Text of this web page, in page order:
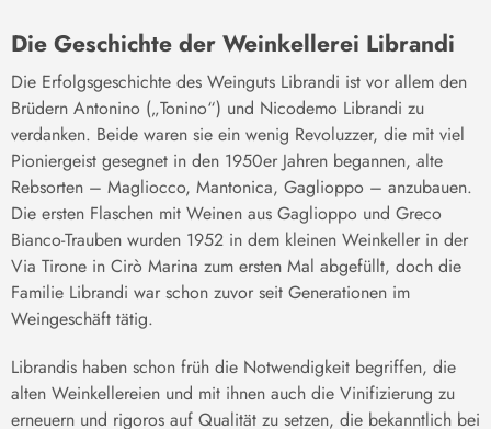
Die Geschichte der Weinkellerei Librandi
Die Erfolgsgeschichte des Weinguts Librandi ist vor allem den
Brüdern Antonino („Tonino“) und Nicodemo Librandi zu
verdanken. Beide waren sie ein wenig Revoluzzer, die mit viel
Pioniergeist gesegnet in den 1950er Jahren begannen, alte
Rebsorten – Magliocco, Mantonica, Gaglioppo – anzubauen.
Die ersten Flaschen mit Weinen aus Gaglioppo und Greco
Bianco-Trauben wurden 1952 in dem kleinen Weinkeller in der
Via Tirone in Cirò Marina zum ersten Mal abgefüllt, doch die
Familie Librandi war schon zuvor seit Generationen im
Weingeschäft tätig.
Librandis haben schon früh die Notwendigkeit begriffen, die
alten Weinkellereien und mit ihnen auch die Vinifizierung zu
erneuern und rigoros auf Qualität zu setzen, die bekanntlich bei